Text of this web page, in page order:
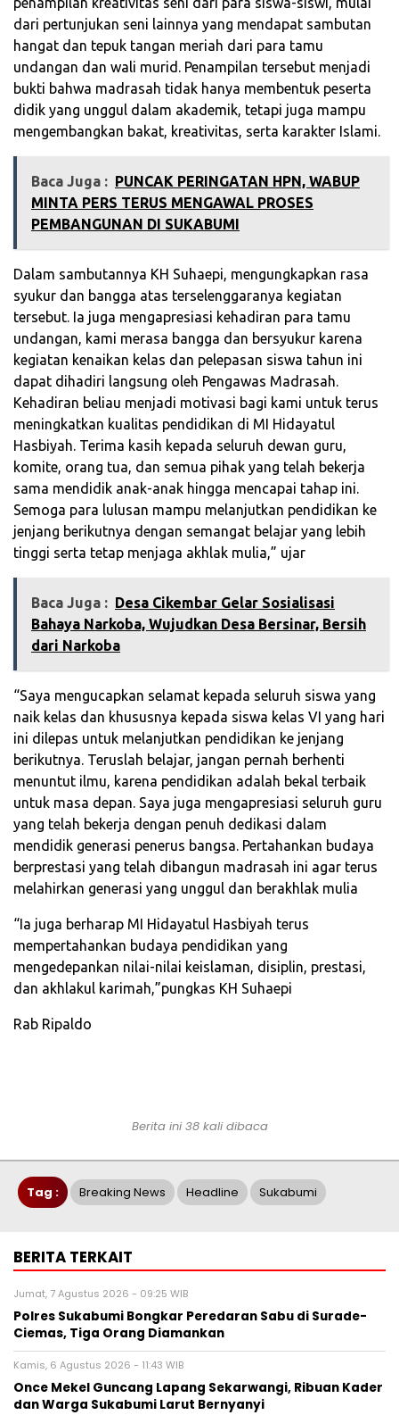
dari pertunjukan seni lainnya yang mendapat sambutan
hangat dan tepuk tangan meriah dari para tamu
undangan dan wali murid. Penampilan tersebut menjadi
bukti bahwa madrasah tidak hanya membentuk peserta
didik yang unggul dalam akademik, tetapi juga mampu
mengembangkan bakat, kreativitas, serta karakter Islami.
Baca Juga : PUNCAK PERINGATAN HPN, WABUP
MINTA PERS TERUS MENGAWAL PROSES
PEMBANGUNAN DI SUKABUMI
Dalam sambutannya KH Suhaepi, mengungkapkan rasa
syukur dan bangga atas terselenggaranya kegiatan
tersebut. Ia juga mengapresiasi kehadiran para tamu
undangan, kami merasa bangga dan bersyukur karena
kegiatan kenaikan kelas dan pelepasan siswa tahun ini
dapat dihadiri langsung oleh Pengawas Madrasah.
Kehadiran beliau menjadi motivasi bagi kami untuk terus
meningkatkan kualitas pendidikan di MI Hidayatul
Hasbiyah. Terima kasih kepada seluruh dewan guru,
komite, orang tua, dan semua pihak yang telah bekerja
sama mendidik anak-anak hingga mencapai tahap ini.
Semoga para lulusan mampu melanjutkan pendidikan ke
jenjang berikutnya dengan semangat belajar yang lebih
tinggi serta tetap menjaga akhlak mulia,” ujar
Baca Juga : ‎Desa Cikembar Gelar Sosialisasi
Bahaya Narkoba, Wujudkan Desa Bersinar, Bersih
dari Narkoba‎
“Saya mengucapkan selamat kepada seluruh siswa yang
naik kelas dan khususnya kepada siswa kelas VI yang hari
ini dilepas untuk melanjutkan pendidikan ke jenjang
berikutnya. Teruslah belajar, jangan pernah berhenti
menuntut ilmu, karena pendidikan adalah bekal terbaik
untuk masa depan. Saya juga mengapresiasi seluruh guru
yang telah bekerja dengan penuh dedikasi dalam
mendidik generasi penerus bangsa. Pertahankan budaya
berprestasi yang telah dibangun madrasah ini agar terus
melahirkan generasi yang unggul dan berakhlak mulia
“Ia juga berharap MI Hidayatul Hasbiyah terus
mempertahankan budaya pendidikan yang
mengedepankan nilai-nilai keislaman, disiplin, prestasi,
dan akhlakul karimah,”pungkas KH Suhaepi
Rab Ripaldo
Berita ini 38 kali dibaca
Tag : Breaking News Headline Sukabumi
BERITA TERKAIT
Jumat, 7 Agustus 2026 - 09:25 WIB
Polres Sukabumi Bongkar Peredaran Sabu di Surade-
Ciemas, Tiga Orang Diamankan
Kamis, 6 Agustus 2026 - 11:43 WIB
Once Mekel Guncang Lapang Sekarwangi, Ribuan Kader
dan Warga Sukabumi Larut Bernyanyi